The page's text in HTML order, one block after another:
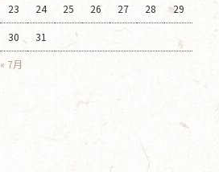
« 7月
23 24 25 26 27 28 29
30 31